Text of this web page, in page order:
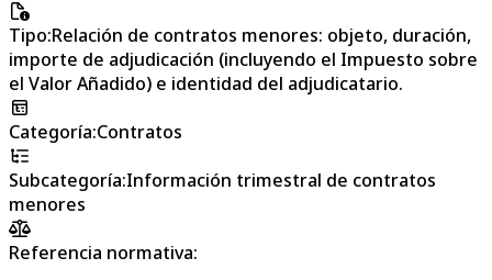
Tipo:Relación de contratos menores: objeto, duración,
importe de adjudicación (incluyendo el Impuesto sobre
el Valor Añadido) e identidad del adjudicatario.
Categoría:Contratos
Subcategoría:Información trimestral de contratos
menores
Referencia normativa: